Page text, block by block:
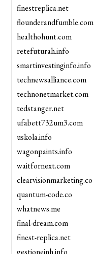
finestreplica.net
flounderandfumble.com
healthohunt.com
retefuturah.info
smartinvestinginfo.info
technewsalliance.com
technonetmarket.com
tedstanger.net
ufabett732um3.com
uskola.info
wagonpaints.info
waitfornext.com
clearvisionmarketing.co
quantum-code.co
whatnews.me
final-dream.com
finest-replica.net
gestioneinh.info